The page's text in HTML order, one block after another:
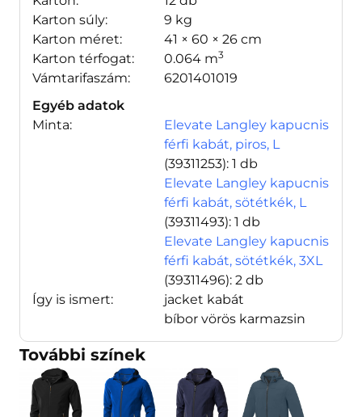
Karton súly:
9 kg
Karton méret:
41 × 60 × 26 cm
Karton térfogat:
0.064 m3
Vámtarifaszám:
6201401019
Egyéb adatok
Minta:
Elevate Langley kapucnis
férfi kabát, piros, L
(39311253): 1 db
Elevate Langley kapucnis
férfi kabát, sötétkék, L
(39311493): 1 db
Elevate Langley kapucnis
férfi kabát, sötétkék, 3XL
(39311496): 2 db
Így is ismert:
jacket kabát
bíbor vörös karmazsin
További színek